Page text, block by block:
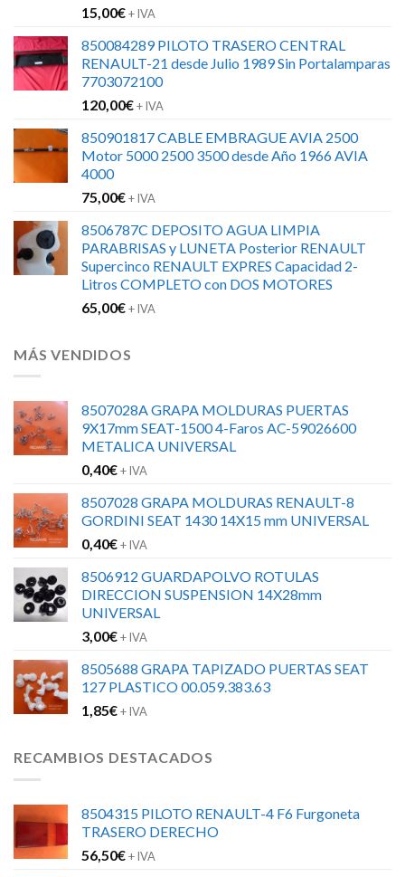
15,00€+ IVA
850084289 PILOTO TRASERO CENTRAL
RENAULT-21 desde Julio 1989 Sin Portalamparas
7703072100
120,00€+ IVA
850901817 CABLE EMBRAGUE AVIA 2500
Motor 5000 2500 3500 desde Año 1966 AVIA
4000
75,00€+ IVA
8506787C DEPOSITO AGUA LIMPIA
PARABRISAS y LUNETA Posterior RENAULT
Supercinco RENAULT EXPRES Capacidad 2-
Litros COMPLETO con DOS MOTORES
65,00€+ IVA
MÁS VENDIDOS
8507028A GRAPA MOLDURAS PUERTAS
9X17mm SEAT-1500 4-Faros AC-59026600
METALICA UNIVERSAL
0,40€+ IVA
8507028 GRAPA MOLDURAS RENAULT-8
GORDINI SEAT 1430 14X15 mm UNIVERSAL
0,40€+ IVA
8506912 GUARDAPOLVO ROTULAS
DIRECCION SUSPENSION 14X28mm
UNIVERSAL
3,00€+ IVA
8505688 GRAPA TAPIZADO PUERTAS SEAT
127 PLASTICO 00.059.383.63
1,85€+ IVA
RECAMBIOS DESTACADOS
8504315 PILOTO RENAULT-4 F6 Furgoneta
TRASERO DERECHO
56,50€+ IVA